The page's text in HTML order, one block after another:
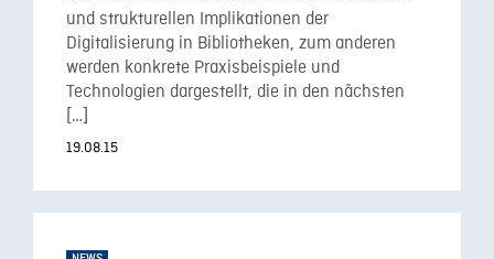
und strukturellen Implikationen der
Digitalisierung in Bibliotheken, zum anderen
werden konkrete Praxisbeispiele und
Technologien dargestellt, die in den nächsten
[…]
19.08.15